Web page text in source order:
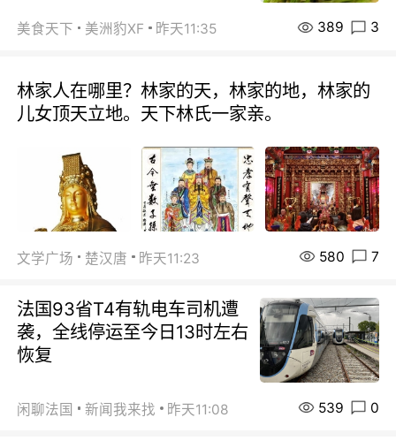
美食天下 美洲豹XF 昨天11:35 389 3
林家人在哪里？林家的天，林家的地，林家的
儿女顶天立地。天下林氏一家亲。
文学广场 楚汉唐 昨天11:23 580 7
法国93省T4有轨电车司机遭
袭，全线停运至今日13时左右
恢复
闲聊法国 新闻我来找 昨天11:08 539 0